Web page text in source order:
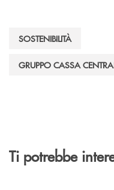
SOSTENIBILITÀ
GRUPPO CASSA
Ti potrebbe